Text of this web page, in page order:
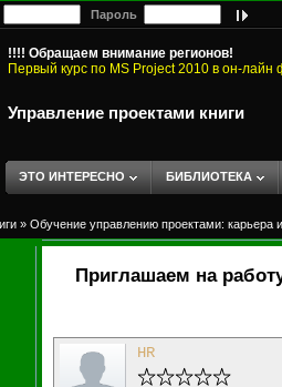
Пароль
!!!! Обращаем внимание регионов!
Первый курс по MS Project 2010 в он-лайн
Управление проектами книги
ЭТО ИНТЕРЕСНО БИБЛИОТЕКА
» Обучение управлению проектами: карьера
Приглашаем на
HR